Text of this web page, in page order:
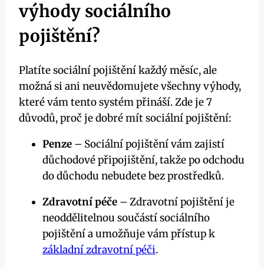
výhody sociálního
pojištění?
Platíte sociální pojištění každý měsíc, ale
možná si ani neuvědomujete všechny výhody,
které vám tento systém přináší. Zde je 7
důvodů, proč je dobré mít sociální pojištění:
Penze – Sociální pojištění vám zajistí
důchodové připojištění, takže po odchodu
do důchodu nebudete bez prostředků.
Zdravotní péče – Zdravotní pojištění je
neoddělitelnou součástí sociálního
pojištění a umožňuje vám přístup k
základní zdravotní péči.